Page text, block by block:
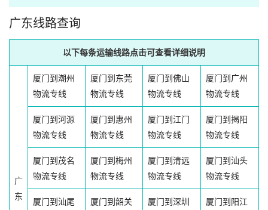
广东线路查询
以下每条运输线路点击可查看详细说明
广
东
厦门到潮州
物流专线
厦门到东莞
物流专线
厦门到佛山
物流专线
厦门到广州
物流专线
厦门到河源
物流专线
厦门到惠州
物流专线
厦门到江门
物流专线
厦门到揭阳
物流专线
厦门到茂名
物流专线
厦门到梅州
物流专线
厦门到清远
物流专线
厦门到汕头
物流专线
厦门到汕尾
厦门到韶关
厦门到深圳
厦门到阳江